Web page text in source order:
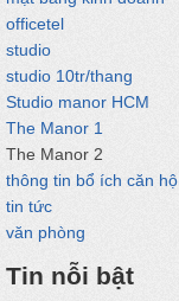
officetel
studio
studio 10tr/thang
Studio manor HCM
The Manor 1
The Manor 2
thông tin bổ ích căn
tin tức
văn phòng
Tin nỗi bật